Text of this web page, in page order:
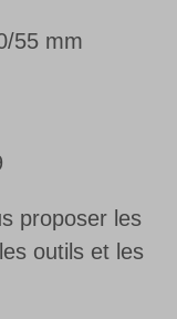
55 mm
proposer les
outils et les